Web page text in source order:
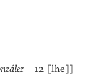
12 [lhe]]